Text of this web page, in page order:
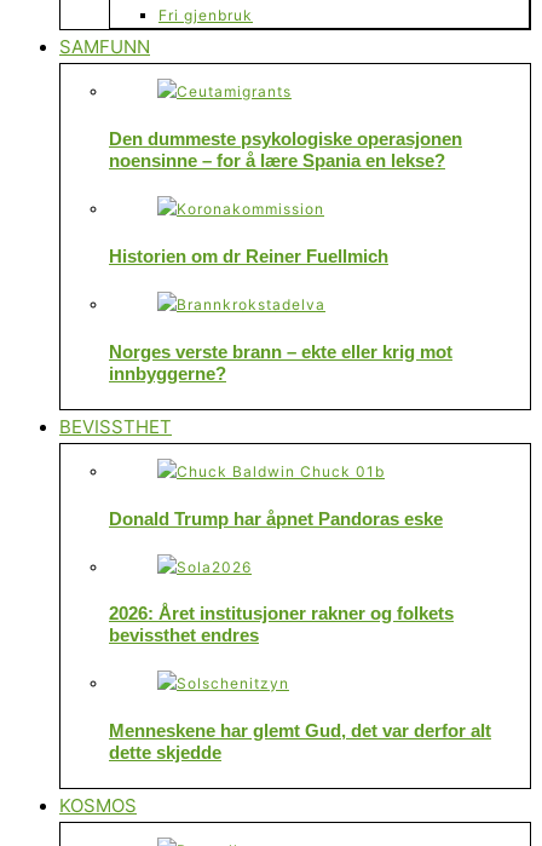
Fri gjenbruk
SAMFUNN
Den dummeste psykologiske operasjonen
noensinne – for å lære Spania en lekse?
Historien om dr Reiner Fuellmich
Norges verste brann – ekte eller krig mot
innbyggerne?
BEVISSTHET
Donald Trump har åpnet Pandoras eske
2026: Året institusjoner rakner og folkets
bevissthet endres
Menneskene har glemt Gud, det var derfor alt
dette skjedde
KOSMOS